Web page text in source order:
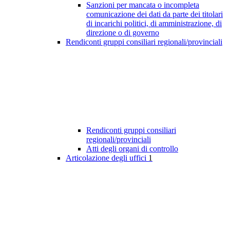
Sanzioni per mancata o incompleta
comunicazione dei dati da parte dei titolari
di incarichi politici, di amministrazione, di
direzione o di governo
Rendiconti gruppi consiliari regionali/provinciali
Rendiconti gruppi consiliari
regionali/provinciali
Atti degli organi di controllo
Articolazione degli uffici 1